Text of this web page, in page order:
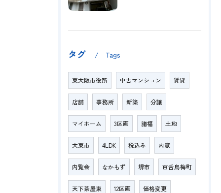
タグ Tags
東大阪市役所 中古マンション 賃貸
店舗 事務所 新築 分譲
マイホーム 3区画 諸福 土地
大東市 4LDK 税込み 内覧
内覧会 なかもず 堺市 百舌鳥梅町
天下茶屋東 12区画 価格変更